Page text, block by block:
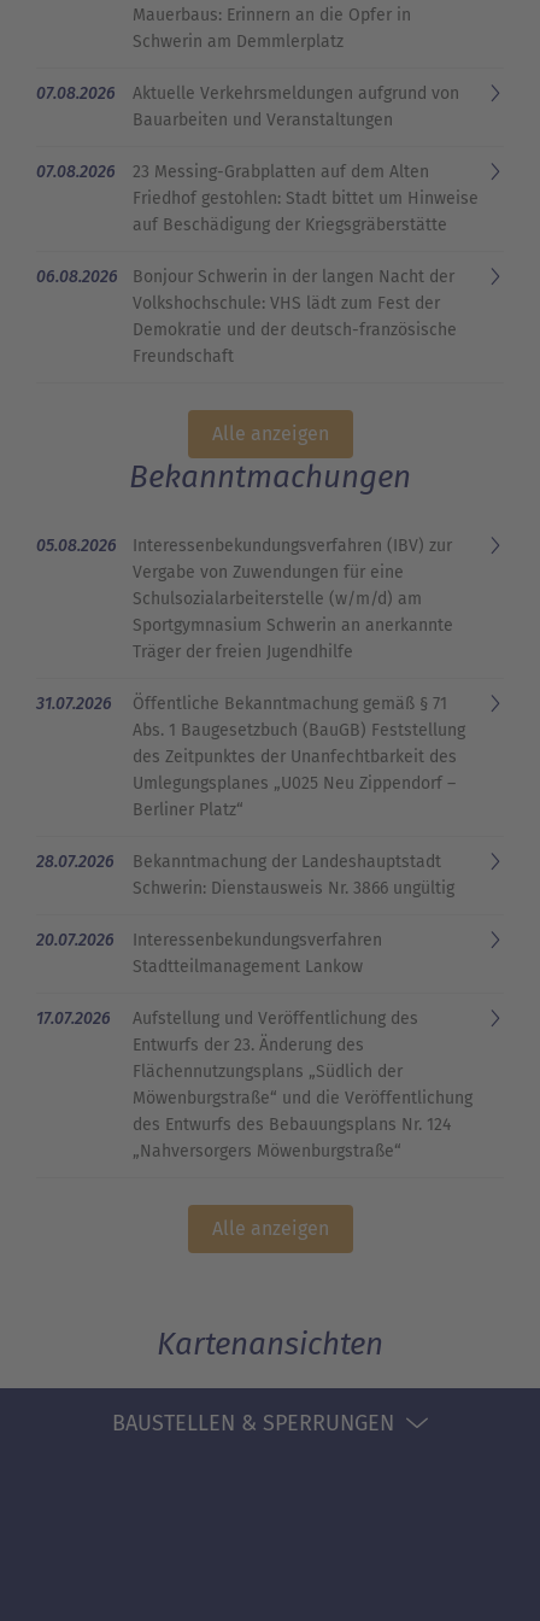
Mauerbaus: Erinnern an die Opfer in
Schwerin am Demmlerplatz
07.08.2026
Aktuelle Verkehrsmeldungen aufgrund von
Bauarbeiten und Veranstaltungen
07.08.2026
23 Messing-Grabplatten auf dem Alten
Friedhof gestohlen: Stadt bittet um Hinweise
auf Beschädigung der Kriegsgräberstätte
06.08.2026
Bonjour Schwerin in der langen Nacht der
Volkshochschule: VHS lädt zum Fest der
Demokratie und der deutsch-französische
Freundschaft
Alle anzeigen
Bekanntmachungen
05.08.2026
Interessenbekundungsverfahren (IBV) zur
Vergabe von Zuwendungen für eine
Schulsozialarbeiterstelle (w/m/d) am
Sportgymnasium Schwerin an anerkannte
Träger der freien Jugendhilfe
31.07.2026
Öffentliche Bekanntmachung gemäß § 71
Abs. 1 Baugesetzbuch (BauGB) Feststellung
des Zeitpunktes der Unanfechtbarkeit des
Umlegungsplanes „U025 Neu Zippendorf –
Berliner Platz“
28.07.2026
Bekanntmachung der Landeshauptstadt
Schwerin: Dienstausweis Nr. 3866 ungültig
20.07.2026
Interessenbekundungsverfahren
Stadtteilmanagement Lankow
17.07.2026
Aufstellung und Veröffentlichung des
Entwurfs der 23. Änderung des
Flächennutzungsplans „Südlich der
Möwenburgstraße“ und die Veröffentlichung
des Entwurfs des Bebauungsplans Nr. 124
„Nahversorgers Möwenburgstraße“
Alle anzeigen
Kartenansichten
BAUSTELLEN & SPERRUNGEN